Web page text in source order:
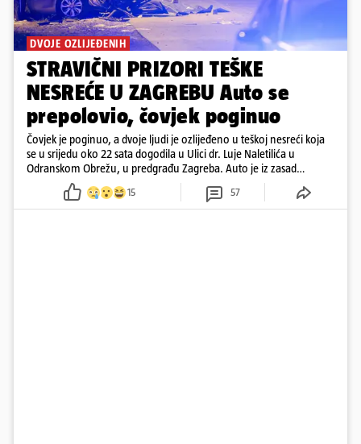
DVOJE OZLIJEĐENIH
STRAVIČNI PRIZORI TEŠKE
NESREĆE U ZAGREBU Auto se
prepolovio, čovjek poginuo
Čovjek je poginuo, a dvoje ljudi je ozlijeđeno u teškoj nesreći koja
se u srijedu oko 22 sata dogodila u Ulici dr. Luje Naletilića u
Odranskom Obrežu, u predgrađu Zagreba. Auto je iz zasad
neutvrđenih razloga sletio s kolnika, a od siline udara vozilo se
prepolovilo.
15 57